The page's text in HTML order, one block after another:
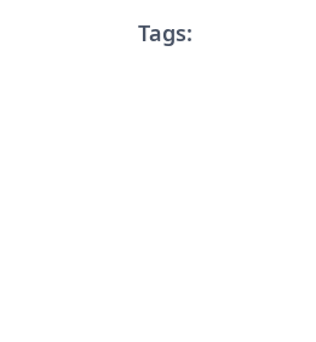
Tags: